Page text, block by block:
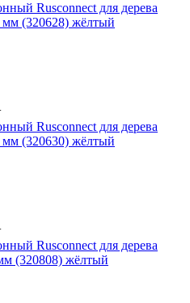
Rusconnect для дерева
мм (320628) жёлтый
Rusconnect для дерева
мм (320630) жёлтый
Rusconnect для дерева
(320808) жёлтый